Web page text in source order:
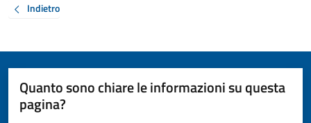
Indietro
Quanto sono chiare le informazioni su questa
pagina?